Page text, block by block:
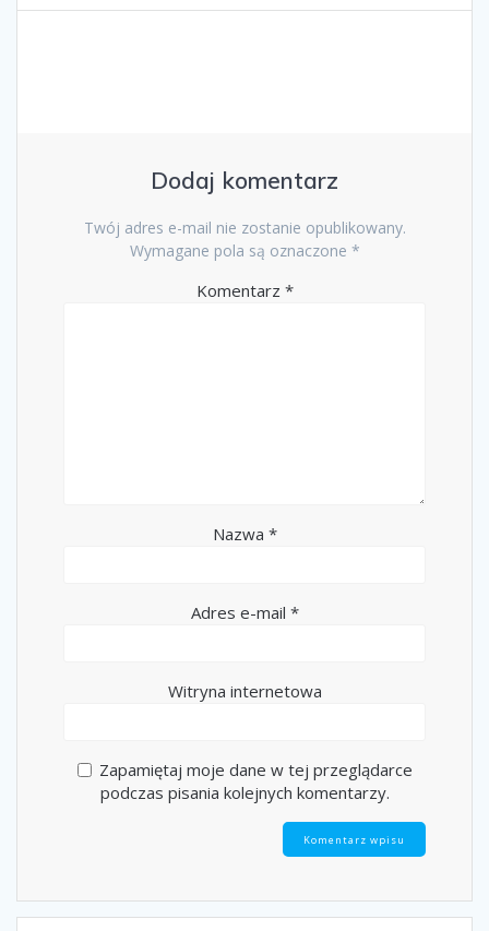
Dodaj komentarz
Twój adres e-mail nie zostanie opublikowany.
Wymagane pola są oznaczone *
Komentarz *
Nazwa *
Adres e-mail *
Witryna internetowa
Zapamiętaj moje dane w tej przeglądarce
podczas pisania kolejnych komentarzy.